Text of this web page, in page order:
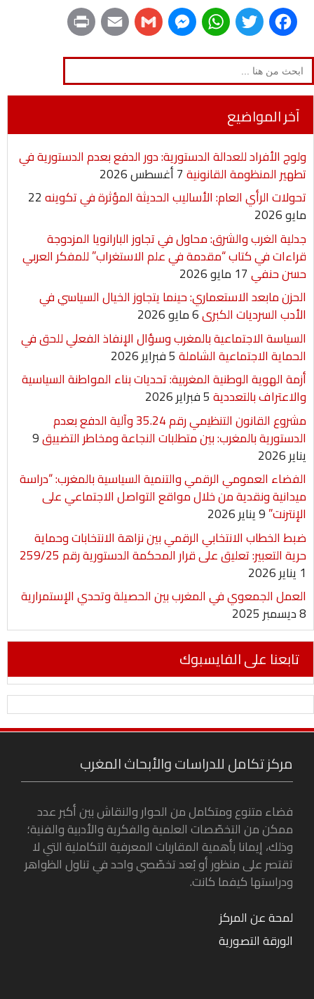
F
a
c
e
b
o
o
k
T
w
i
t
t
e
r
W
h
a
s
A
p
M
e
s
e
n
g
r
G
m
a
l
E
m
a
l
r
i
t
Search
for:
آخر المواضيع
ولوج الأفراد للعدالة الدستورية: دور الدفع بعدم الدستورية في
تطهير المنظومة القانونية7 أغسطس 2026
تحولات الرأي العام: الأساليب الحديثة المؤثرة في تكوينه22
مايو 2026
جدلية الغرب والشرق: محاول في تجاوز البارانويا المزدوجة
قراءات في كتاب “مقدمة في علم الاستغراب” للمفكر العربي
حسن حنفي17 مايو 2026
الحزن مابعد الاستعماري: حينما يتجاوز الخيال السياسي في
الأدب السرديات الكبرى6 مايو 2026
السياسة الاجتماعية بالمغرب وسؤال الإنفاذ الفعلي للحق في
الحماية الاجتماعية الشاملة5 فبراير 2026
أزمة الهوية الوطنية المغربية: تحديات بناء المواطنة السياسية
والاعتراف بالتعددية5 فبراير 2026
مشروع القانون التنظيمي رقم 35.24 وآلية الدفع بعدم
الدستورية بالمغرب: بين متطلبات النجاعة ومخاطر التضييق9
يناير 2026
الفضاء العمومي الرقمي والتنمية السياسية بالمغرب: “دراسة
ميدانية ونقدية من خلال مواقع التواصل الاجتماعي على
الإنترنت”9 يناير 2026
ضبط الخطاب الانتخابي الرقمي بين نزاهة الانتخابات وحماية
حرية التعبير: تعليق على قرار المحكمة الدستورية رقم 259/25
1 يناير 2026
العمل الجمعوي في المغرب بين الحصيلة وتحدي الإستمرارية
8 ديسمبر 2025
تابعنا على الفايسبوك
مركز تكامل للدراسات والأبحاث المغرب
فضاء متنوع ومتكامل من الحوار والنقاش بين أكبر عدد
ممكن من التخصّصات العلمية والفكرية والأدبية والفنية؛
وذلك، إيمانا بأهمية المقاربات المعرفية التكاملية التي لا
تقتصر على منظور أو بُعد تخصّصي واحد في تناول الظواهر
ودراستها كيفما كانت.
لمحة عن المركز
الورقة التصورية